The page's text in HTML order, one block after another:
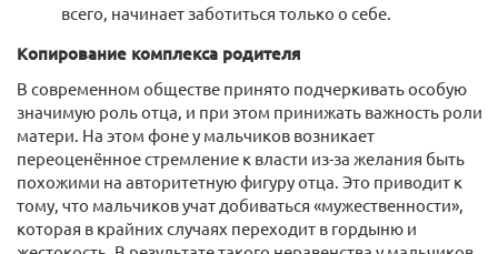
всего, начинает заботиться только о себе.
Копирование комплекса родителя
В современном обществе принято подчеркивать особую
значимую роль отца, и при этом принижать важность роли
матери. На этом фоне у мальчиков возникает
переоценённое стремление к власти из-за желания быть
похожими на авторитетную фигуру отца. Это приводит к
тому, что мальчиков учат добиваться «мужественности»,
которая в крайних случаях переходит в гордыню и